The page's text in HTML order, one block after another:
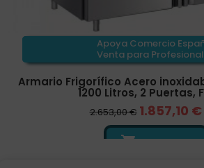
Apoya Comercio
Venta para
Armario Frigorífico Acero
1200 Litros, 2 Puertas,
2.653,00 € 1.857,10 €
 ¡AL CARRITO!